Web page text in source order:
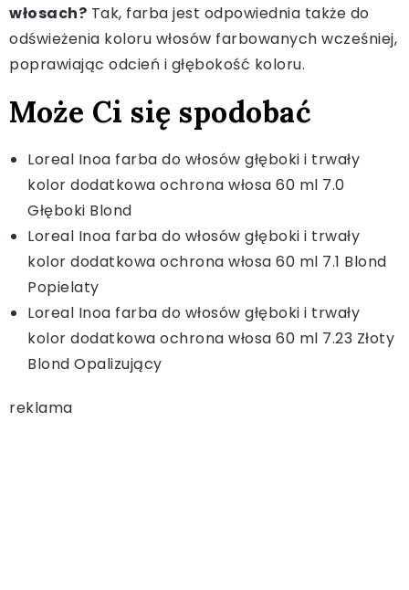
włosach? Tak, farba jest odpowiednia także do
odświeżenia koloru włosów farbowanych wcześniej,
poprawiając odcień i głębokość koloru.
Może Ci się spodobać
Loreal Inoa farba do włosów głęboki i trwały
kolor dodatkowa ochrona włosa 60 ml 7.0
Głęboki Blond
Loreal Inoa farba do włosów głęboki i trwały
kolor dodatkowa ochrona włosa 60 ml 7.1 Blond
Popielaty
Loreal Inoa farba do włosów głęboki i trwały
kolor dodatkowa ochrona włosa 60 ml 7.23 Złoty
Blond Opalizujący
reklama